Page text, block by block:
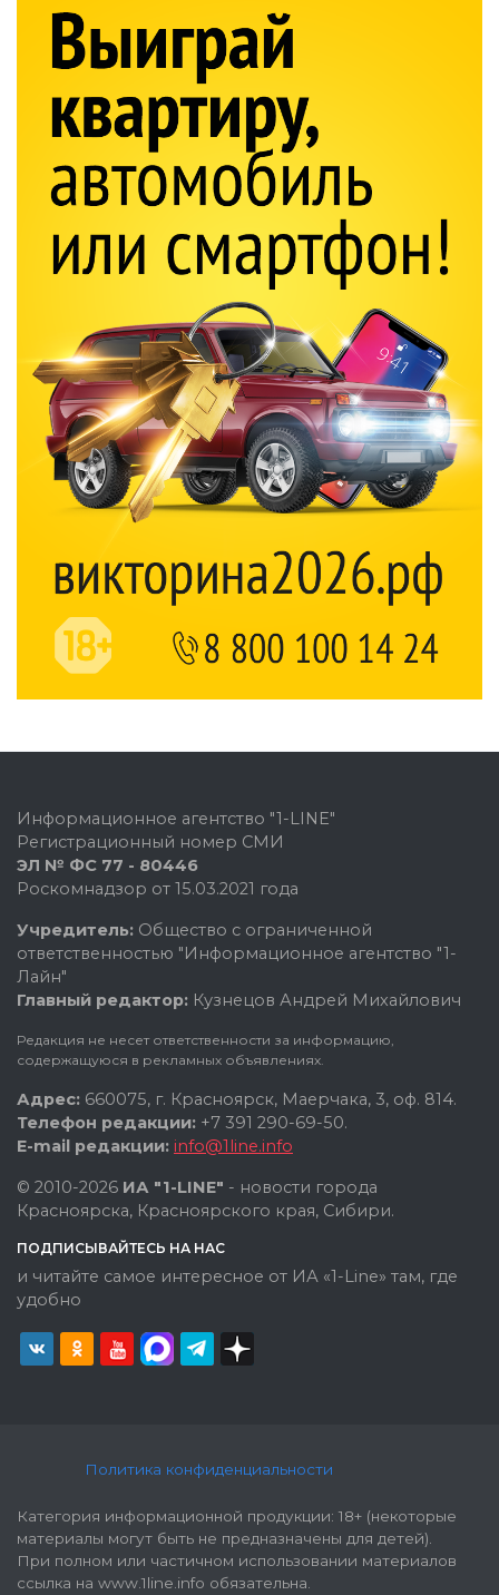
Информационное агентство "1-LINE"
Регистрационный номер СМИ
ЭЛ № ФС 77 - 80446
Роскомнадзор от 15.03.2021 года
Учредитель: Общество с ограниченной
ответственностью "Информационное агентство "1-
Лайн"
Главный редактор: Кузнецов Андрей Михайлович
Редакция не несет ответственности за информацию,
содержащуюся в рекламных объявлениях.
Адрес: 660075, г. Красноярск, Маерчака, 3, оф. 814.
Телефон редакции: +7 391 290-69-50.
E-mail редакции: info@1line.info
© 2010-2026 ИА "1-LINE" - новости города
Красноярска, Красноярского края, Сибири.
ПОДПИСЫВАЙТЕСЬ НА НАС
и читайте самое интересное от ИА «1-Line» там, где
удобно
Политика конфиденциальности
Категория информационной продукции: 18+ (некоторые
материалы могут быть не предназначены для детей).
При полном или частичном использовании материалов
ссылка на www.1line.info обязательна.